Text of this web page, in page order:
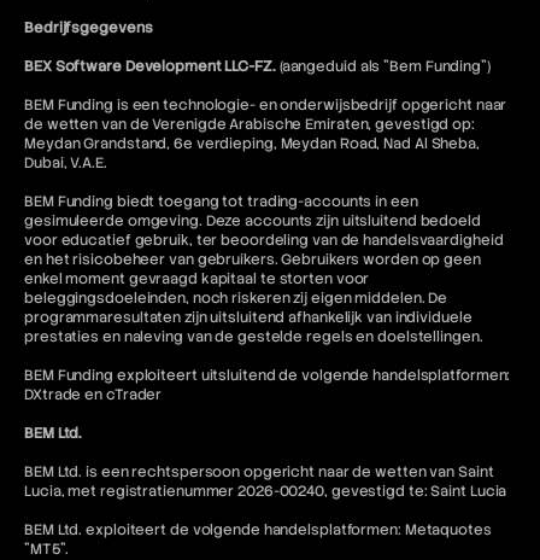
Bedrijfsgegevens
BEX Software Development LLC-FZ.(aangeduid als "Bem Funding")
BEM Funding is een technologie- en onderwijsbedrijf opgericht naar
de wetten van de Verenigde Arabische Emiraten, gevestigd op:
Meydan Grandstand, 6e verdieping, Meydan Road, Nad Al Sheba,
Dubai, V.A.E.
BEM Funding biedt toegang tot trading-accounts in een
gesimuleerde omgeving. Deze accounts zijn uitsluitend bedoeld
voor educatief gebruik, ter beoordeling van de handelsvaardigheid
en het risicobeheer van gebruikers. Gebruikers worden op geen
enkel moment gevraagd kapitaal te storten voor
beleggingsdoeleinden, noch riskeren zij eigen middelen. De
programmaresultaten zijn uitsluitend afhankelijk van individuele
prestaties en naleving van de gestelde regels en doelstellingen.
BEM Funding exploiteert uitsluitend de volgende handelsplatformen:
DXtrade en cTrader
BEM Ltd.
BEM Ltd. is een rechtspersoon opgericht naar de wetten van Saint
Lucia, met registratienummer 2026-00240, gevestigd te: Saint Lucia
BEM Ltd. exploiteert de volgende handelsplatformen: Metaquotes
"MT5".